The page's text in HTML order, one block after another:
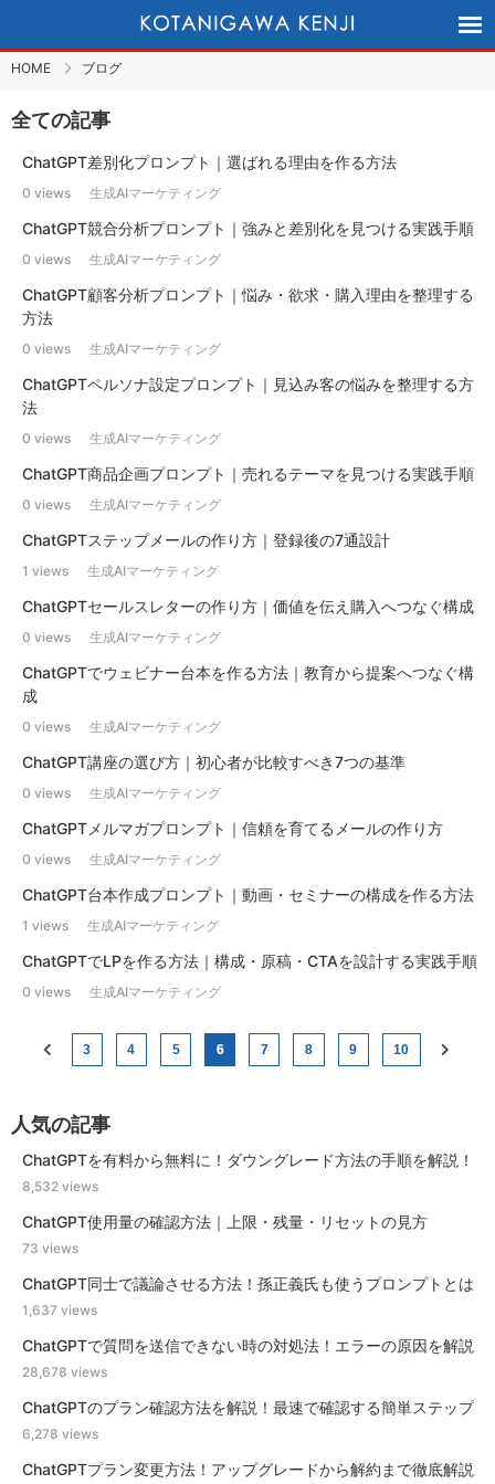
HOME ブログ
全ての記事
ChatGPT差別化プロンプト｜選ばれる理由を作る方法
0 views 生成AIマーケティング
ChatGPT競合分析プロンプト｜強みと差別化を見つける実践手順
0 views 生成AIマーケティング
ChatGPT顧客分析プロンプト｜悩み・欲求・購入理由を整理する
方法
0 views 生成AIマーケティング
ChatGPTペルソナ設定プロンプト｜見込み客の悩みを整理する方
法
0 views 生成AIマーケティング
ChatGPT商品企画プロンプト｜売れるテーマを見つける実践手順
0 views 生成AIマーケティング
ChatGPTステップメールの作り方｜登録後の7通設計
1 views 生成AIマーケティング
ChatGPTセールスレターの作り方｜価値を伝え購入へつなぐ構成
0 views 生成AIマーケティング
ChatGPTでウェビナー台本を作る方法｜教育から提案へつなぐ構
成
0 views 生成AIマーケティング
ChatGPT講座の選び方｜初心者が比較すべき7つの基準
0 views 生成AIマーケティング
ChatGPTメルマガプロンプト｜信頼を育てるメールの作り方
0 views 生成AIマーケティング
ChatGPT台本作成プロンプト｜動画・セミナーの構成を作る方法
1 views 生成AIマーケティング
ChatGPTでLPを作る方法｜構成・原稿・CTAを設計する実践手順
0 views 生成AIマーケティング
3 4 5 6 7 8 9 10
人気の記事
ChatGPTを有料から無料に！ダウングレード方法の手順を解説！
8,532 views
ChatGPT使用量の確認方法｜上限・残量・リセットの見方
73 views
ChatGPT同士で議論させる方法！孫正義氏も使うプロンプトとは
1,637 views
ChatGPTで質問を送信できない時の対処法！エラーの原因を解説
28,678 views
ChatGPTのプラン確認方法を解説！最速で確認する簡単ステップ
6,278 views
ChatGPTプラン変更方法！アップグレードから解約まで徹底解説